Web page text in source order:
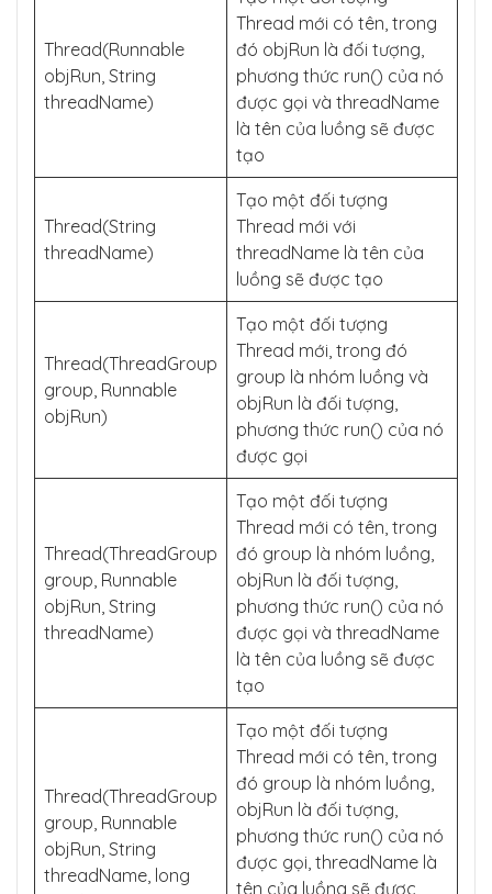
Thread(Runnable
objRun, String
threadName)
Thread mới có tên, trong
đó objRun là đối tượng,
phương thức run() của nó
được gọi và threadName
là tên của luồng sẽ được
tạo
Thread(String
threadName)
Tạo một đối tượng
Thread mới với
threadName là tên của
luồng sẽ được tạo
Thread(ThreadGroup
group, Runnable
objRun)
Tạo một đối tượng
Thread mới, trong đó
group là nhóm luồng và
objRun là đối tượng,
phương thức run() của nó
được gọi
Thread(ThreadGroup
group, Runnable
objRun, String
threadName)
Tạo một đối tượng
Thread mới có tên, trong
đó group là nhóm luồng,
objRun là đối tượng,
phương thức run() của nó
được gọi và threadName
là tên của luồng sẽ được
tạo
Thread(ThreadGroup
group, Runnable
objRun, String
threadName, long
Tạo một đối tượng
Thread mới có tên, trong
đó group là nhóm luồng,
objRun là đối tượng,
phương thức run() của nó
được gọi, threadName là
tên của luồng sẽ được